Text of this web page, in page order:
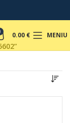
0.00 € MENIU